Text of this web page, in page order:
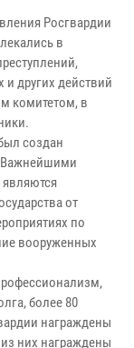
Росгвардии
в
других действий
комитетом, в
создан
Важнейшими
от
по
вооруженных
более 80
награждены
них награждены